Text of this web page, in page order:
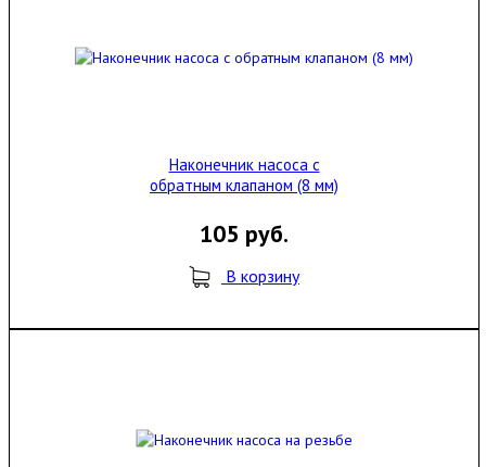
Наконечник насоса с
обратным клапаном (8 мм)
105 руб.
В корзину